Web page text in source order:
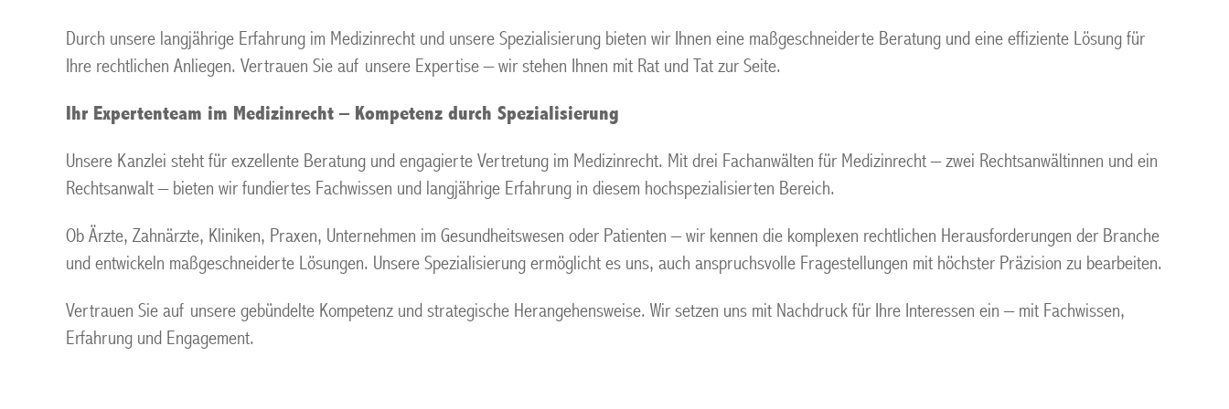
Durch unsere langjährige Erfahrung im Medizinrecht und unsere Spezialisierung bieten wir Ihnen eine maßgeschneiderte Beratung und eine effiziente Lösung für
Ihre rechtlichen Anliegen. Vertrauen Sie auf unsere Expertise – wir stehen Ihnen mit Rat und Tat zur Seite.
Ihr Expertenteam im Medizinrecht – Kompetenz durch Spezialisierung
Unsere Kanzlei steht für exzellente Beratung und engagierte Vertretung im Medizinrecht. Mit drei Fachanwälten für Medizinrecht – zwei Rechtsanwältinnen und ein
Rechtsanwalt – bieten wir fundiertes Fachwissen und langjährige Erfahrung in diesem hochspezialisierten Bereich.
Ob Ärzte, Zahnärzte, Kliniken, Praxen, Unternehmen im Gesundheitswesen oder Patienten – wir kennen die komplexen rechtlichen Herausforderungen der Branche
und entwickeln maßgeschneiderte Lösungen. Unsere Spezialisierung ermöglicht es uns, auch anspruchsvolle Fragestellungen mit höchster Präzision zu bearbeiten.
Vertrauen Sie auf unsere gebündelte Kompetenz und strategische Herangehensweise. Wir setzen uns mit Nachdruck für Ihre Interessen ein – mit Fachwissen,
Erfahrung und Engagement.